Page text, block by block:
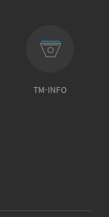
TM-INFO